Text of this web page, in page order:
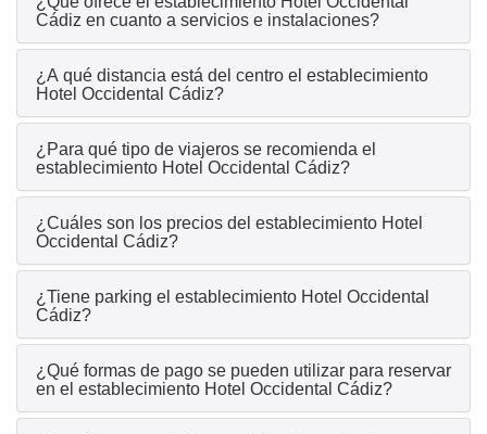
Cádiz en cuanto a servicios e instalaciones?
¿A qué distancia está del centro el establecimiento
Hotel Occidental Cádiz?
¿Para qué tipo de viajeros se recomienda el
establecimiento Hotel Occidental Cádiz?
¿Cuáles son los precios del establecimiento Hotel
Occidental Cádiz?
¿Tiene parking el establecimiento Hotel Occidental
Cádiz?
¿Qué formas de pago se pueden utilizar para reservar
en el establecimiento Hotel Occidental Cádiz?